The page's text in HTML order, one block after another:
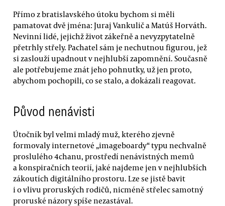
Přímo z bratislavského útoku bychom si měli
pamatovat dvě jména: Juraj Vankulič a Matúš Horváth.
Nevinní lidé, jejichž život zákeřně a nevyzpytatelně
přetrhly střely. Pachatel sám je nechutnou figurou, jež
si zaslouží upadnout v nejhlubší zapomnění. Současně
ale potřebujeme znát jeho pohnutky, už jen proto,
abychom pochopili, co se stalo, a dokázali reagovat.
Původ nenávisti
Útočník byl velmi mladý muž, kterého zjevně
formovaly internetové „imageboardy“ typu nechvalně
proslulého 4chanu, prostředí nenávistných memů
a konspiračních teorií, jaké najdeme jen v nejhlubších
zákoutích digitálního prostoru. Lze se jistě bavit
i o vlivu proruských rodičů, nicméně střelec samotný
proruské názory spíše nezastával.